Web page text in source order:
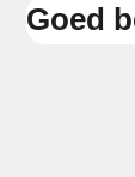
Goed